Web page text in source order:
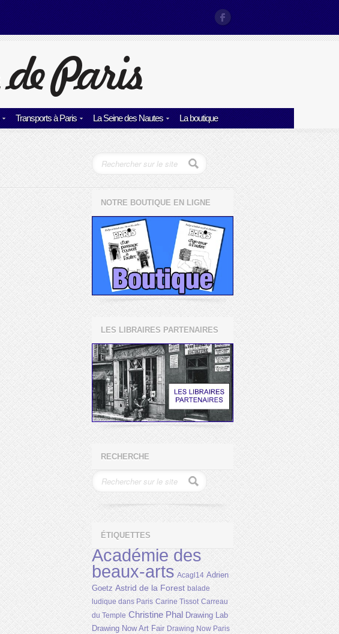
Transports à Paris La Seine des Nautes La boutique
NOTRE BOUTIQUE EN LIGNE
LES LIBRAIRES PARTENAIRES
RECHERCHE
ÉTIQUETTES
Académie des
beaux-arts Acagl14 Adrien
Goetz Astrid de la Forest balade
ludique dans Paris Carine Tissot Carreau
du Temple Christine Phal Drawing Lab
Drawing Now Art Fair Drawing Now Paris